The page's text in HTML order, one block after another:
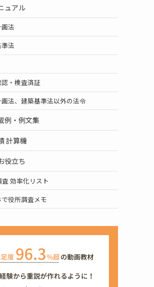
ュアル
法
法
・検査済証
法、建築基準法以外の法令
例・例文集
計算機
役立ち
効率化リスト
で役所調査メモ